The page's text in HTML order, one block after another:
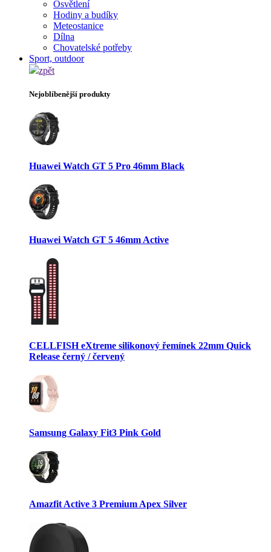
Osvětlení
Hodiny a budíky
Meteostanice
Dílna
Chovatelské potřeby
Sport, outdoor
zpět
Nejoblíbenější produkty
Huawei Watch GT 5 Pro 46mm Black
Huawei Watch GT 5 46mm Active
CELLFISH eXtreme silikonový řemínek 22mm Quick
Release černý / červený
Samsung Galaxy Fit3 Pink Gold
Amazfit Active 3 Premium Apex Silver